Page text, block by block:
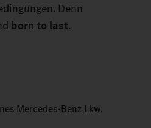
Denn
born to last.
Mercedes-Benz Lkw.